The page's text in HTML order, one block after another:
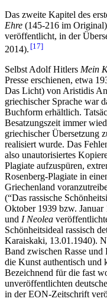
Das zweite Kapitel des
Ehre (145-216 im
veröffentlicht, in der
2014). 17
Selbst Adolf Hitlers Mein
Presse erschienen, etwa
Das Licht) von Aristidis
griechischer Sprache war
Buchform erhältlich.
Besatzungszeit immer
griechischer Übersetzung
realisiert wurde. Das
also unautorisiertes
Plagiate aufzuspüren,
Rosenberg-Plagiate in
Griechenland
(“Das rassische
Oktober 1939 bzw.
und I Neolea
Schönheitsideal rassisch
Karaiskaki, 13.01.1940).
Band zwischen Rasse
die Kunst authentisch und
Bezeichnend für die fast
unveröffentlichten
in der EON-Zeitschrift